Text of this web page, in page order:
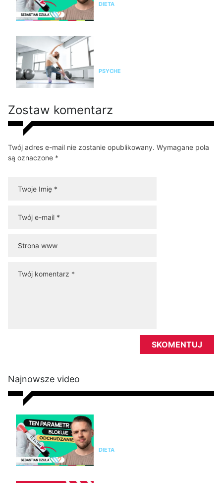
DIETA
PSYCHE
Zostaw komentarz
Twój adres e-mail nie zostanie opublikowany. Wymagane pola
są oznaczone *
Najnowsze video
DIETA